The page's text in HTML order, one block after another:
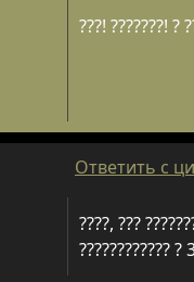
???! ???????! ?
Ответить с
????, ???
???????????? ?